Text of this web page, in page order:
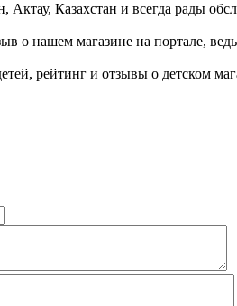
Казахстан и всегда рады
о нашем магазине на портале,
рейтинг и отзывы о детском